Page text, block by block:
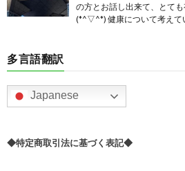
の方とお話し出来て、とて
(*^▽^*) 健康について考えて
多言語翻訳
Japanese
◆特定商取引法に基づく表記◆